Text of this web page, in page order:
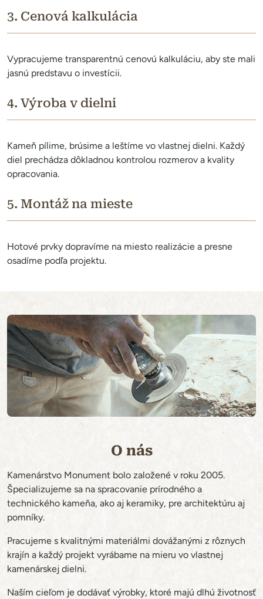
3. Cenová kalkulácia
Vypracujeme transparentnú cenovú kalkuláciu, aby ste mali
jasnú predstavu o investícii.
4. Výroba v dielni
Kameň pílime, brúsime a leštíme vo vlastnej dielni. Každý
diel prechádza dôkladnou kontrolou rozmerov a kvality
opracovania.
5. Montáž na mieste
Hotové prvky dopravíme na miesto realizácie a presne
osadíme podľa projektu.
O nás
Kamenárstvo Monument bolo založené v roku 2005.
Špecializujeme sa na spracovanie prírodného a
technického kameňa, ako aj keramiky, pre architektúru aj
pomníky.
Pracujeme s kvalitnými materiálmi dovážanými z rôznych
krajín a každý projekt vyrábame na mieru vo vlastnej
kamenárskej dielni.
Naším cieľom je dodávať výrobky, ktoré majú dlhú životnosť